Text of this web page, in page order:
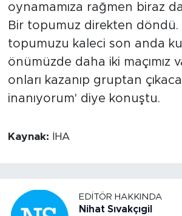
oynamamıza rağmen biraz da
Bir topumuz direkten döndü.
topumuzu kaleci son anda
önümüzde daha iki maçımız
onları kazanıp gruptan
inanıyorum' diye konuştu.
Kaynak: İHA
EDITÖR HAKKINDA
Nihat Sıvakçıgil